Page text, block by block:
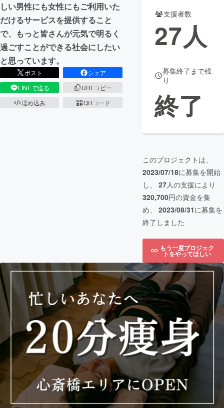
しい男性にも女性にもご利用いた
だけるサービスを提供すること
で、もっと皆さんが元気で明るく
過ごすことができる社会にしたい
と思っています。
ポスト
シェア
LINEで送る
URLコピー
埋め込み
QRコード
支援者数
27人
募集終了まで残
り
終了
このプロジェクトは、
2023/07/18に募集を開始
し、 27人の支援により
320,700円の資金を集
め、 2023/08/31に募集を
終了しました
もう一度プロジェク
トをやってほしい